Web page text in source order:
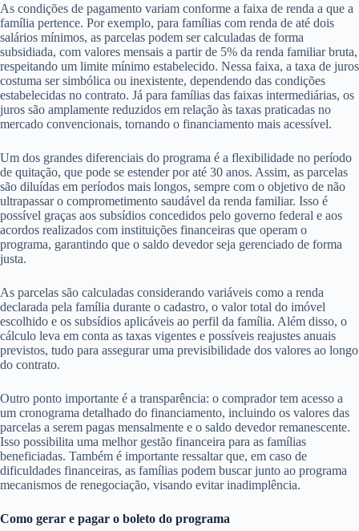
As condições de pagamento variam conforme a faixa de renda a que a
família pertence. Por exemplo, para famílias com renda de até dois
salários mínimos, as parcelas podem ser calculadas de forma
subsidiada, com valores mensais a partir de 5% da renda familiar bruta,
respeitando um limite mínimo estabelecido. Nessa faixa, a taxa de juros
costuma ser simbólica ou inexistente, dependendo das condições
estabelecidas no contrato. Já para famílias das faixas intermediárias, os
juros são amplamente reduzidos em relação às taxas praticadas no
mercado convencionais, tornando o financiamento mais acessível.
Um dos grandes diferenciais do programa é a flexibilidade no período
de quitação, que pode se estender por até 30 anos. Assim, as parcelas
são diluídas em períodos mais longos, sempre com o objetivo de não
ultrapassar o comprometimento saudável da renda familiar. Isso é
possível graças aos subsídios concedidos pelo governo federal e aos
acordos realizados com instituições financeiras que operam o
programa, garantindo que o saldo devedor seja gerenciado de forma
justa.
As parcelas são calculadas considerando variáveis como a renda
declarada pela família durante o cadastro, o valor total do imóvel
escolhido e os subsídios aplicáveis ao perfil da família. Além disso, o
cálculo leva em conta as taxas vigentes e possíveis reajustes anuais
previstos, tudo para assegurar uma previsibilidade dos valores ao longo
do contrato.
Outro ponto importante é a transparência: o comprador tem acesso a
um cronograma detalhado do financiamento, incluindo os valores das
parcelas a serem pagas mensalmente e o saldo devedor remanescente.
Isso possibilita uma melhor gestão financeira para as famílias
beneficiadas. Também é importante ressaltar que, em caso de
dificuldades financeiras, as famílias podem buscar junto ao programa
mecanismos de renegociação, visando evitar inadimplência.
Como gerar e pagar o boleto do programa